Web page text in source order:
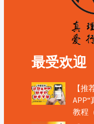
最受欢迎
【
教程